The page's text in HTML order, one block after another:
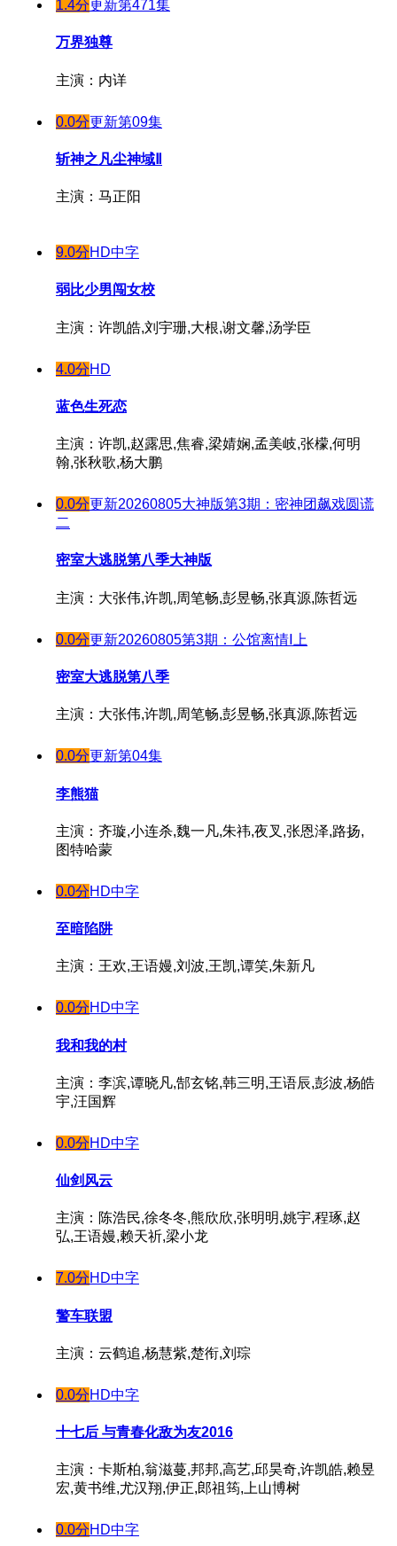
1.4分更新第471集
万界独尊
主演：内详
0.0分更新第09集
斩神之凡尘神域Ⅱ
主演：马正阳
9.0分HD中字
弱比少男闯女校
主演：许凯皓,刘宇珊,大根,谢文馨,汤学臣
4.0分HD
蓝色生死恋
主演：许凯,赵露思,焦睿,梁婧娴,孟美岐,张檬,何明
翰,张秋歌,杨大鹏
0.0分更新20260805大神版第3期：密神团飙戏圆谎
二
密室大逃脱第八季大神版
主演：大张伟,许凯,周笔畅,彭昱畅,张真源,陈哲远
0.0分更新20260805第3期：公馆离情Ⅰ上
密室大逃脱第八季
主演：大张伟,许凯,周笔畅,彭昱畅,张真源,陈哲远
0.0分更新第04集
李熊猫
主演：齐璇,小连杀,魏一凡,朱祎,夜叉,张恩泽,路扬,
图特哈蒙
0.0分HD中字
至暗陷阱
主演：王欢,王语嫚,刘波,王凯,谭笑,朱新凡
0.0分HD中字
我和我的村
主演：李滨,谭晓凡,郜玄铭,韩三明,王语辰,彭波,杨皓
宇,汪国辉
0.0分HD中字
仙剑风云
主演：陈浩民,徐冬冬,熊欣欣,张明明,姚宇,程琢,赵
弘,王语嫚,赖天祈,梁小龙
7.0分HD中字
警车联盟
主演：云鹤追,杨慧紫,楚衔,刘琮
0.0分HD中字
十七后 与青春化敌为友2016
主演：卡斯柏,翁滋蔓,邦邦,高艺,邱昊奇,许凯皓,赖昱
宏,黄书维,尤汉翔,伊正,郎祖筠,上山博树
0.0分HD中字